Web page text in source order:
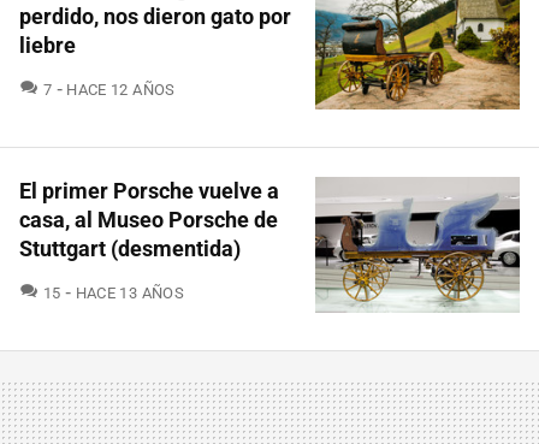
perdido, nos dieron gato por
liebre
7 COMENTARIOS
HACE 12 AÑOS
El primer Porsche vuelve a
casa, al Museo Porsche de
Stuttgart (desmentida)
15 COMENTARIOS
HACE 13 AÑOS